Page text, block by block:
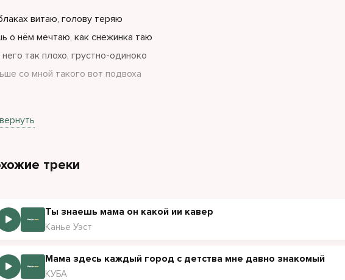
витаю, голову теряю
о нём мечтаю, как снежинка таю
так плохо, грустно-одиноко
со мной такого вот подвоха
ну, не будь так упряма
это так надо, мне это так надо
его мама
краше всех крашей, мой самый желанный милаш
треки
Ты знаешь мама он какой ии кавер
Канье Уэст
Мама здесь каждый город с детства мне давно знакомый
КУБА